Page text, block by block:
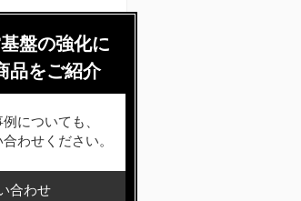
盤の強化に
品をご紹介
についても、
わせください。
合わせ